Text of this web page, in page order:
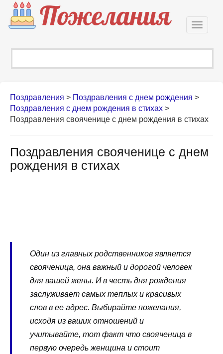
Поздравления > Поздравления с днем рождения >
Поздравления с днем рождения в стихах >
Поздравления свояченице с днем рождения в стихах
Поздравления свояченице с днем
рождения в стихах
Один из главных родственников является
свояченица, она важный и дорогой человек
для вашей жены. И в честь дня рождения
заслуживает самых теплых и красивых
слов в ее адрес. Выбирайте пожелания,
исходя из ваших отношений и
учитывайте, тот факт что свояченица в
первую очередь женщина и стоит